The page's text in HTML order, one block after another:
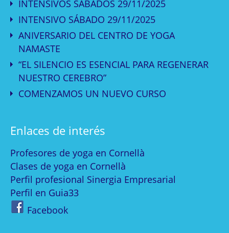
INTENSIVOS SÁBADOS 29/11/2025
INTENSIVO SÁBADO 29/11/2025
ANIVERSARIO DEL CENTRO DE YOGA
NAMASTE
“EL SILENCIO ES ESENCIAL PARA REGENERAR
NUESTRO CEREBRO”
COMENZAMOS UN NUEVO CURSO
Enlaces de interés
Profesores de yoga en Cornellà
Clases de yoga en Cornellà
Perfil profesional Sinergia Empresarial
Perfil en Guia33
Facebook